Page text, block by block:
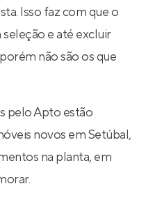
Isso faz com que o
e até excluir
não são os que
pelo Apto estão
novos em Setúbal,
na planta, em